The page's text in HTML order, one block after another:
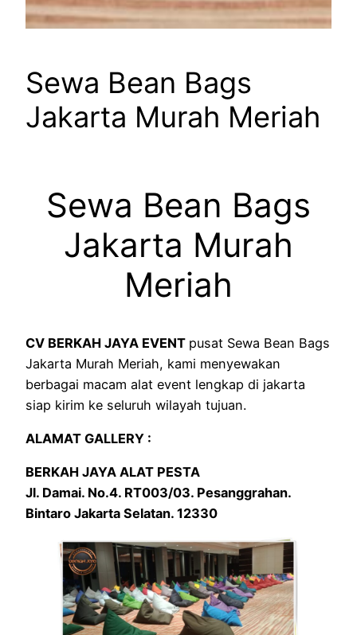
Sewa Bean Bags
Jakarta Murah Meriah
Sewa Bean Bags
Jakarta Murah
Meriah
CV BERKAH JAYA EVENT pusat Sewa Bean Bags
Jakarta Murah Meriah, kami menyewakan
berbagai macam alat event lengkap di jakarta
siap kirim ke seluruh wilayah tujuan.
ALAMAT GALLERY :
BERKAH JAYA ALAT PESTA
Jl. Damai. No.4. RT003/03. Pesanggrahan.
Bintaro Jakarta Selatan. 12330